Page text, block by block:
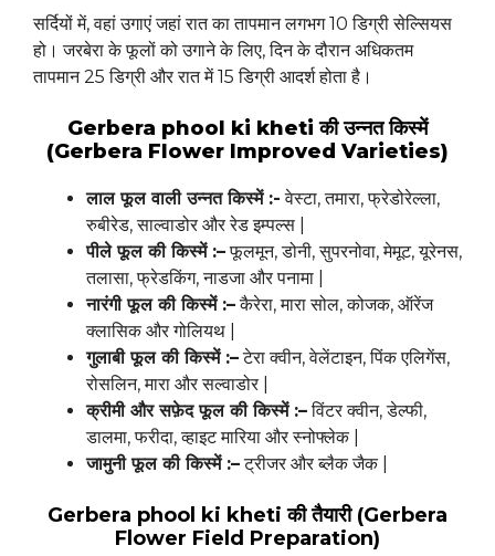
सर्दियों में, वहां उगाएं जहां रात का तापमान लगभग 10 डिग्री सेल्सियस
हो। जरबेरा के फूलों को उगाने के लिए, दिन के दौरान अधिकतम
तापमान 25 डिग्री और रात में 15 डिग्री आदर्श होता है।
Gerbera phool ki kheti की उन्नत किस्में
(Gerbera Flower Improved Varieties)
लाल फूल वाली उन्नत किस्में :- वेस्टा, तमारा, फ्रेडोरेल्ला,
रुबीरेड, साल्वाडोर और रेड इम्पल्स |
पीले फूल की किस्में :–फूलमून, डोनी, सुपरनोवा, मेमूट, यूरेनस,
तलासा, फ्रेडकिंग, नाडजा और पनामा |
नारंगी फूल की किस्में :–कैरेरा, मारा सोल, कोजक, ऑरेंज
क्लासिक और गोलियथ |
गुलाबी फूल की किस्में :–टेरा क्वीन, वेलेंटाइन, पिंक एलिगेंस,
रोसलिन, मारा और सल्वाडोर |
क्रीमी और सफ़ेद फूल की किस्में :–विंटर क्वीन, डेल्फी,
डालमा, फरीदा, व्हाइट मारिया और स्नोफ्लेक |
जामुनी फूल की किस्में :–ट्रीजर और ब्लैक जैक |
Gerbera phool ki kheti की तैयारी (Gerbera
Flower Field Preparation)